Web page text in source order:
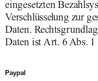
eingesetzten
Verschlüsselung zur
Daten.
Daten ist Art. 6 Abs.
Paypal